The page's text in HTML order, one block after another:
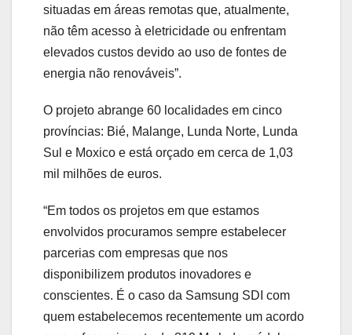
situadas em áreas remotas que, atualmente,
não têm acesso à eletricidade ou enfrentam
elevados custos devido ao uso de fontes de
energia não renováveis”.
O projeto abrange 60 localidades em cinco
províncias: Bié, Malange, Lunda Norte, Lunda
Sul e Moxico e está orçado em cerca de 1,03
mil milhões de euros.
“Em todos os projetos em que estamos
envolvidos procuramos sempre estabelecer
parcerias com empresas que nos
disponibilizem produtos inovadores e
conscientes. É o caso da Samsung SDI com
quem estabelecemos recentemente um acordo